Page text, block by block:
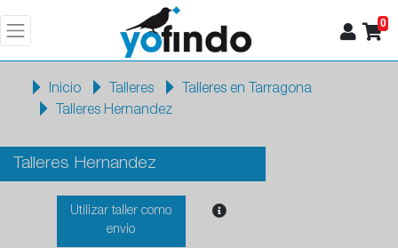
0
Inicio Talleres
Talleres en Tarragona
Talleres Hernandez
Talleres Hernandez
Utilizar taller como
envio